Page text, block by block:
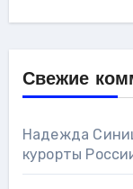
Свежие
Надежда
курорты